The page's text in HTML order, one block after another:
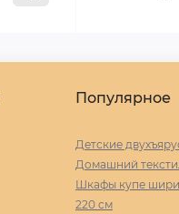
Популярное
Детские
Домашний
Шкафы купе
220 cм